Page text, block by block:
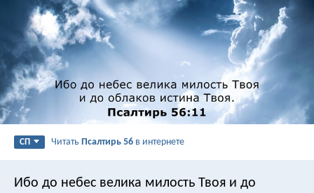
СП ЧитатьПсалтирь 56 в интернете
Ибо до небес велика милость Твоя и до